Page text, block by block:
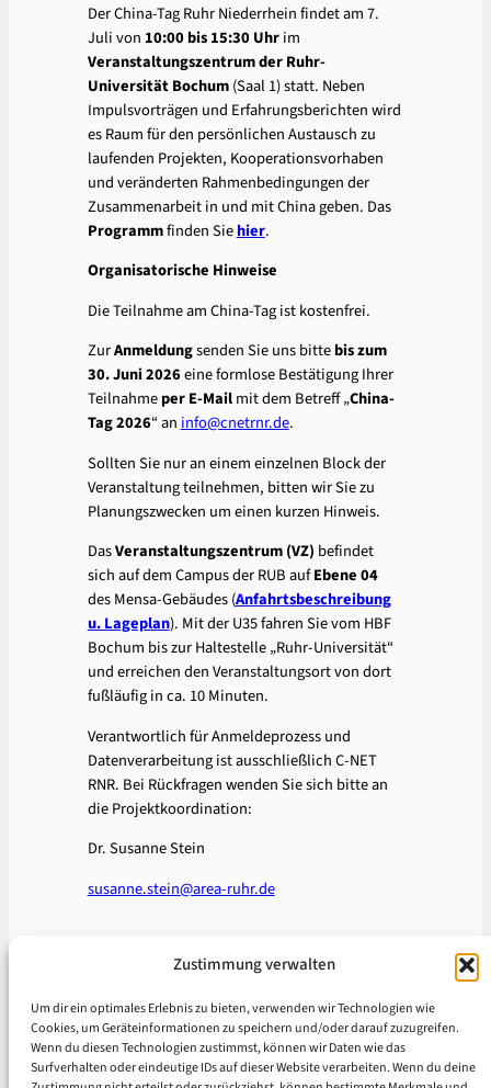
Zustimmung verwalten
Um dir ein optimales Erlebnis zu bieten, verwenden wir Technologien wie
Cookies, um Geräteinformationen zu speichern und/oder darauf zuzugreifen.
Wenn du diesen Technologien zustimmst, können wir Daten wie das
Surfverhalten oder eindeutige IDs auf dieser Website verarbeiten. Wenn du deine
Der China-Tag Ruhr Niederrhein findet am 7.
Juli von 10:00 bis 15:30 Uhrim
Veranstaltungszentrum der Ruhr-
Universität Bochum(Saal 1) statt. Neben
Impulsvorträgen und Erfahrungsberichten wird
es Raum für den persönlichen Austausch zu
laufenden Projekten, Kooperationsvorhaben
und veränderten Rahmenbedingungen der
Zusammenarbeit in und mit China geben. Das
Programmfinden Siehier.
Organisatorische Hinweise
Die Teilnahme am China-Tag ist kostenfrei.
ZurAnmeldungsenden Sie uns bittebis zum
30. Juni 2026eine formlose Bestätigung Ihrer
Teilnahmeper E-Mailmit dem Betreff „China-
Tag 2026“ aninfo@cnetrnr.de.
Sollten Sie nur an einem einzelnen Block der
Veranstaltung teilnehmen, bitten wir Sie zu
Planungszwecken um einen kurzen Hinweis.
DasVeranstaltungszentrum (VZ) befindet
sich auf dem Campus der RUB aufEbene 04
des Mensa-Gebäudes (Anfahrtsbeschreibung
u. Lageplan). Mit der U35 fahren Sie vom HBF
Bochum bis zur Haltestelle „Ruhr-Universität“
und erreichen den Veranstaltungsort von dort
fußläufig in ca. 10 Minuten.
Verantwortlich für Anmeldeprozess und
Datenverarbeitung ist ausschließlich C-NET
RNR. Bei Rückfragen wenden Sie sich bitte an
die Projektkoordination:
Dr. Susanne Stein
susanne.stein@area-ruhr.de
Vorherige:WiWiKo-China:
Kompetenzbasiert und lokal
verankert –
Wissenschaftskooperationen mit
China aktiv gestalten